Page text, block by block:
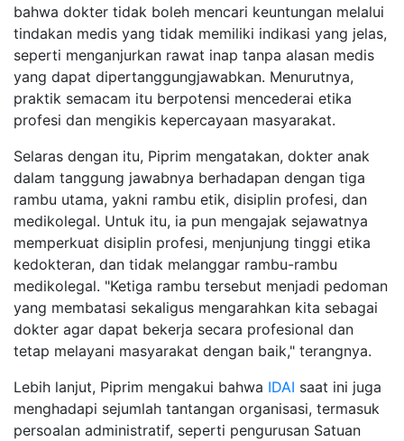
bahwa dokter tidak boleh mencari keuntungan melalui
tindakan medis yang tidak memiliki indikasi yang jelas,
seperti menganjurkan rawat inap tanpa alasan medis
yang dapat dipertanggungjawabkan. Menurutnya,
praktik semacam itu berpotensi mencederai etika
profesi dan mengikis kepercayaan masyarakat.
Selaras dengan itu, Piprim mengatakan, dokter anak
dalam tanggung jawabnya berhadapan dengan tiga
rambu utama, yakni rambu etik, disiplin profesi, dan
medikolegal. Untuk itu, ia pun mengajak sejawatnya
memperkuat disiplin profesi, menjunjung tinggi etika
kedokteran, dan tidak melanggar rambu-rambu
medikolegal. "Ketiga rambu tersebut menjadi pedoman
yang membatasi sekaligus mengarahkan kita sebagai
dokter agar dapat bekerja secara profesional dan
tetap melayani masyarakat dengan baik," terangnya.
Lebih lanjut, Piprim mengakui bahwa IDAI saat ini juga
menghadapi sejumlah tantangan organisasi, termasuk
persoalan administratif, seperti pengurusan Satuan